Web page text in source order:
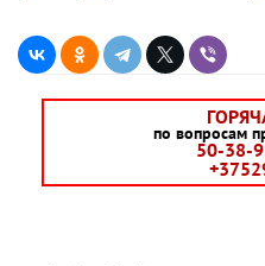
по вопросам
50-38-